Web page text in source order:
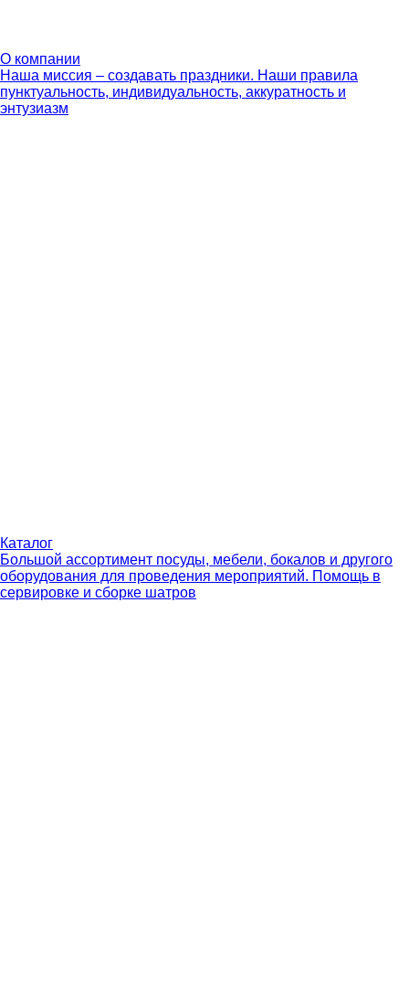
О компании
Наша миссия – создавать праздники. Наши правила
пунктуальность, индивидуальность, аккуратность и
энтузиазм
Каталог
Большой ассортимент посуды, мебели, бокалов и другого
оборудования для проведения мероприятий. Помощь в
сервировке и сборке шатров